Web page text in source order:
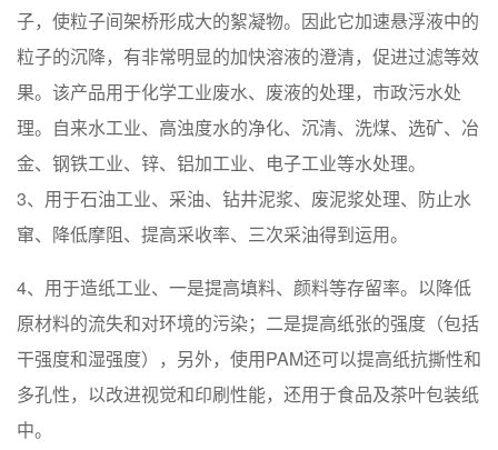
子，使粒子间架桥形成大的絮凝物。因此它加速悬浮液中的
粒子的沉降，有非常明显的加快溶液的澄清，促进过滤等效
果。该产品用于化学工业废水、废液的处理，市政污水处
理。自来水工业、高浊度水的净化、沉清、洗煤、选矿、冶
金、钢铁工业、锌、铝加工业、电子工业等水处理。
3、用于石油工业、采油、钻井泥浆、废泥浆处理、防止水
窜、降低摩阻、提高采收率、三次采油得到运用。
4、用于造纸工业、一是提高填料、颜料等存留率。以降低
原材料的流失和对环境的污染；二是提高纸张的强度（包括
干强度和湿强度），另外，使用PAM还可以提高纸抗撕性和
多孔性，以改进视觉和印刷性能，还用于食品及茶叶包装纸
中。